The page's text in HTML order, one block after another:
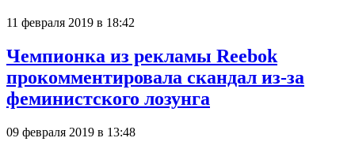
11 февраля 2019 в 18:42
Чемпионка из рекламы Reebok
прокомментировала скандал из-за
феминистского лозунга
09 февраля 2019 в 13:48